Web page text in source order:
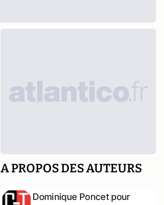
A PROPOS DES AUTEURS
Dominique Poncet pour